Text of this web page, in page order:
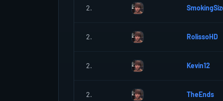
2.
2. RolissoHD
2. Kevin12
2. TheEnds